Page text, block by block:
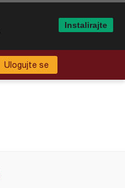
Ulogujte se
Instalirajte